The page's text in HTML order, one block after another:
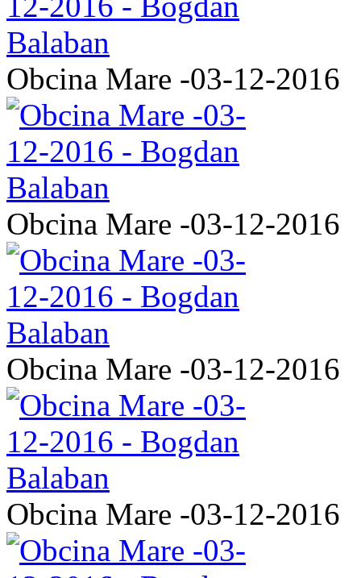
Obcina Mare -03-12-2016
Obcina Mare -03-12-2016
Obcina Mare -03-12-2016
Obcina Mare -03-12-2016